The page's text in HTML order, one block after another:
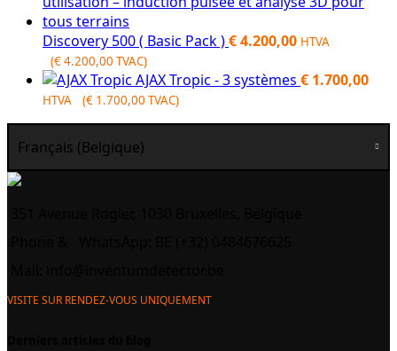
Discovery 500 ( Basic Pack )€4.200,00 HTVA
(€4.200,00 TVAC)
AJAX Tropic - 3 systèmes € 1.700,00
HTVA (€ 1.700,00 TVAC)
Français (Belgique)
VISITE SUR RENDEZ-VOUS UNIQUEMENT